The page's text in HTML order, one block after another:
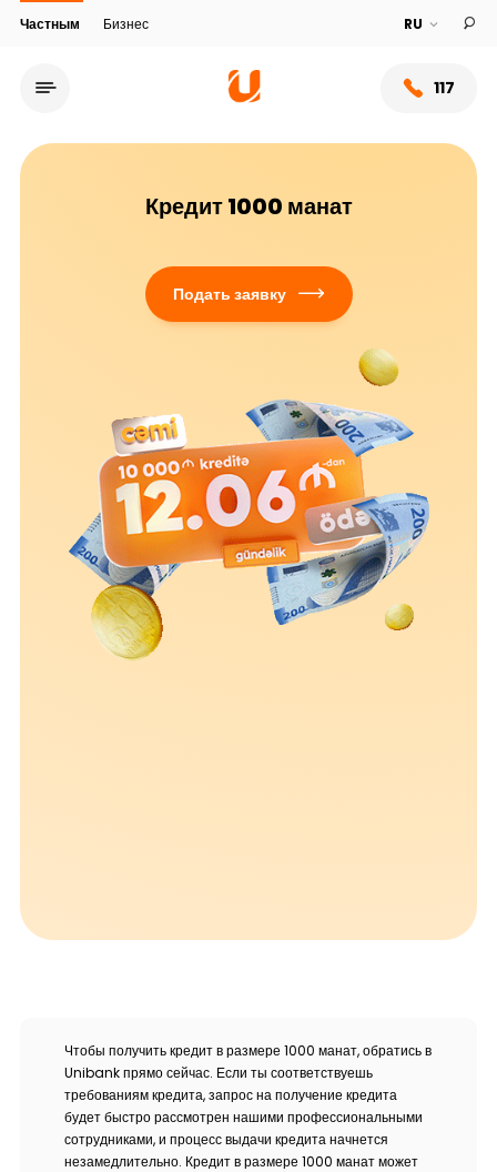
Частным Бизнес
117
Сеть обслуживания
О банке
Устойчивость
Кешбэк
Тарифы
Кредит 1000 манат
Подать заявку
Чтобы получить кредит в размере 1000 манат, обратись в
Unibank прямо сейчас. Если ты соответствуешь
требованиям кредита, запрос на получение кредита
будет быстро рассмотрен нашими профессиональными
сотрудниками, и процесс выдачи кредита начнется
незамедлительно. Кредит в размере 1000 манат может